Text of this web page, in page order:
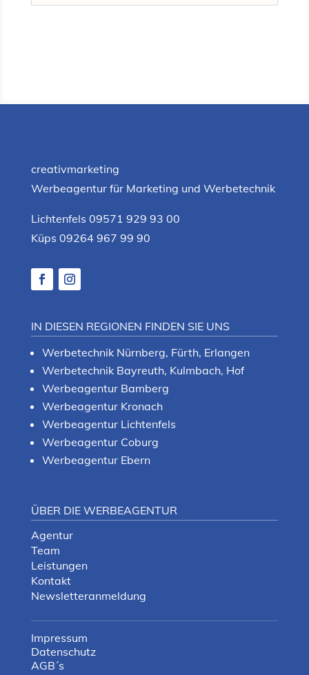
creativmarketing
Werbeagentur für Marketing und Werbetechnik
Lichtenfels 09571 929 93 00
Küps 09264 967 99 90
IN DIESEN REGIONEN FINDEN SIE UNS
Werbetechnik Nürnberg, Fürth, Erlangen
Werbetechnik Bayreuth, Kulmbach, Hof
Werbeagentur Bamberg
Werbeagentur Kronach
Werbeagentur Lichtenfels
Werbeagentur Coburg
Werbeagentur Ebern
ÜBER DIE WERBEAGENTUR
Agentur
Team
Leistungen
Kontakt
Newsletteranmeldung
Impressum
Datenschutz
AGB´s